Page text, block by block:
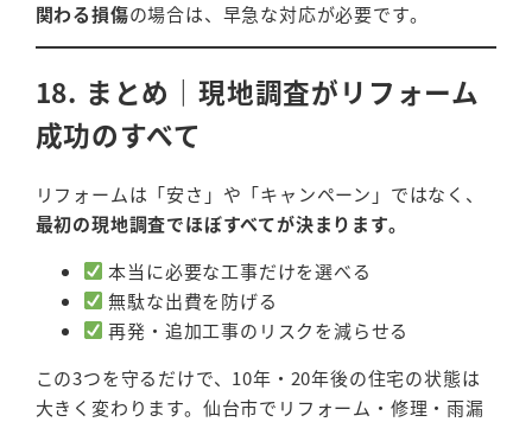
関わる損傷の場合は、早急な対応が必要です。
18. まとめ｜現地調査がリフォーム
成功のすべて
リフォームは「安さ」や「キャンペーン」ではなく、
最初の現地調査でほぼすべてが決まります。
本当に必要な工事だけを選べる
無駄な出費を防げる
再発・追加工事のリスクを減らせる
この3つを守るだけで、10年・20年後の住宅の状態は
大きく変わります。仙台市でリフォーム・修理・雨漏